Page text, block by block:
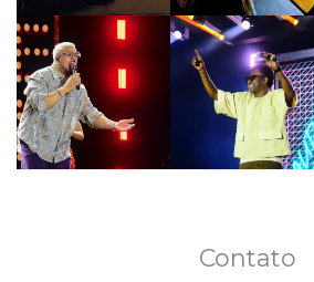
Contato